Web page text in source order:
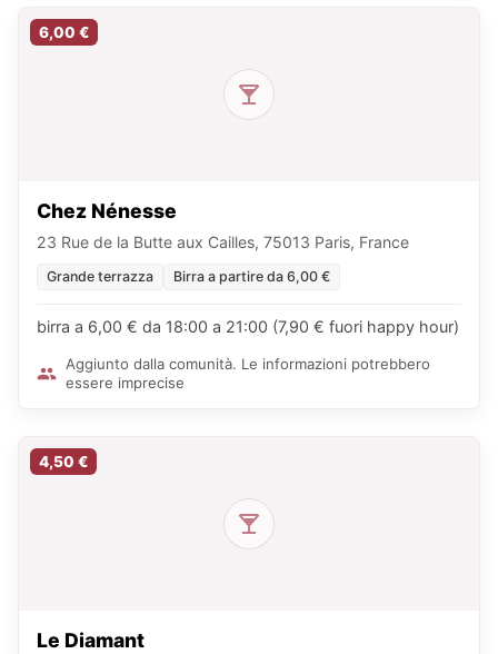
6,00 €
Chez Nénesse
23 Rue de la Butte aux Cailles, 75013 Paris, France
Grande terrazza Birra a partire da 6,00 €
birra a 6,00 € da 18:00 a 21:00 (7,90 € fuori happy hour)
Aggiunto dalla comunità. Le informazioni potrebbero
essere imprecise
4,50 €
Le Diamant